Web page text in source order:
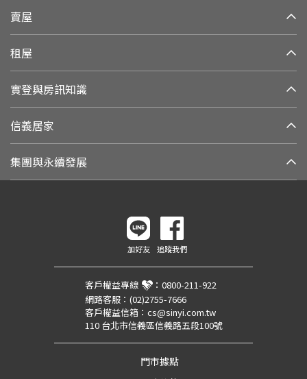
賣屋
租屋
實登與房訊知識
信義居家
集團與永續發展
加好友 追蹤我們
客戶權益專線 ： 0800-211-922
網路客服： (02)2755-7666
客戶權益信箱： cs@sinyi.com.tw
110 台北市信義區信義路五段100號
門市據點